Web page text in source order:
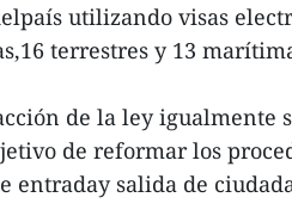
utilizando visas
terrestres y 13
de la ley igualmente
de reformar los
entraday salida de